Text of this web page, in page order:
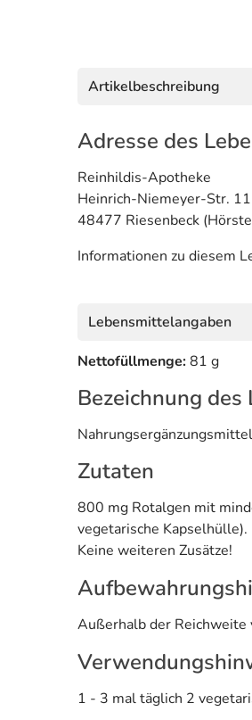
Artikelbeschreibung
Adresse des
Reinhildis-Apotheke
Heinrich-Niemeyer-Str. 11
48477 Riesenbeck
Informationen zu diesem
Lebensmittelangaben
Nettofüllmenge:81 g
Bezeichnung
Nahrungsergänzungsmittel
Zutaten
800 mg Rotalgen mit
vegetarische Kapselhülle).
Keine weiteren Zusätze!
Außerhalb der Reichweite
1 - 3 mal täglich 2